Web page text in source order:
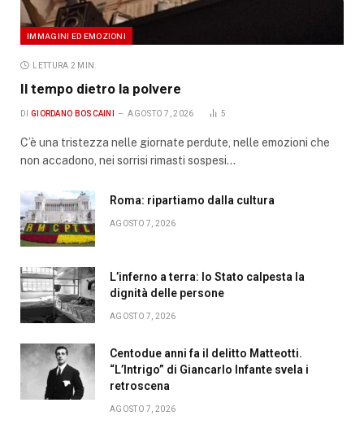
IMMAGINI ED EMOZIONI
LETTURA 2 MIN.
Il tempo dietro la polvere
DI GIORDANO BOSCAINI AGOSTO 7, 2026 5
C’è una tristezza nelle giornate perdute, nelle emozioni che
non accadono, nei sorrisi rimasti sospesi…
Roma: ripartiamo dalla cultura
AGOSTO 7, 2026
L’inferno a terra: lo Stato calpesta la
dignità delle persone
AGOSTO 7, 2026
Centodue anni fa il delitto Matteotti.
“L’Intrigo” di Giancarlo Infante svela i
retroscena
AGOSTO 7, 2026